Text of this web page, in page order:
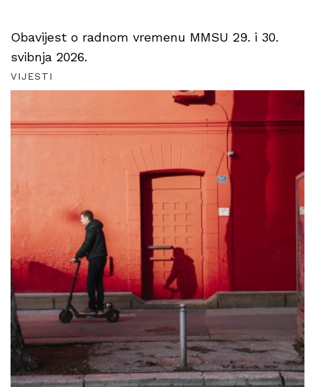
Obavijest o radnom vremenu MMSU 29. i 30.
svibnja 2026.
VIJESTI